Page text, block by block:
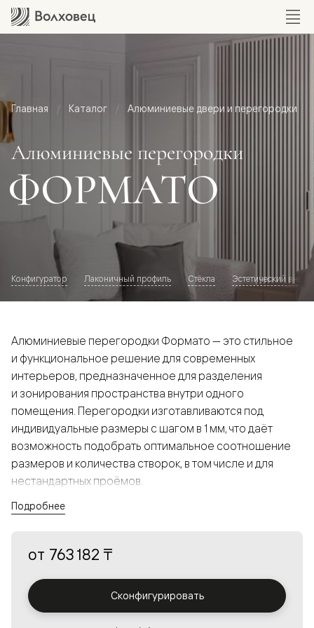
Главная Каталог Алюминиевые двери и перегородки
Алюминиевые перегородки
ФОРМАТО
Конфигуратор Лаконичный профиль Стёкла Эстетический
Алюминиевые перегородки Формато — это стильное
и функциональное решение для современных
интерьеров, предназначенное для разделения
и зонирования пространства внутри одного
помещения. Перегородки изготавливаются под
индивидуальные размеры с шагом в 1 мм, что даёт
возможность подобрать оптимальное соотношение
размеров и количества створок, в том числе и для
нестандартных проёмов.
а большой выбор вставок из стекла с различными
решения в интерьере и варьировать освещённость.
Подробнее
от 763 182 ₸
Сконфигурировать